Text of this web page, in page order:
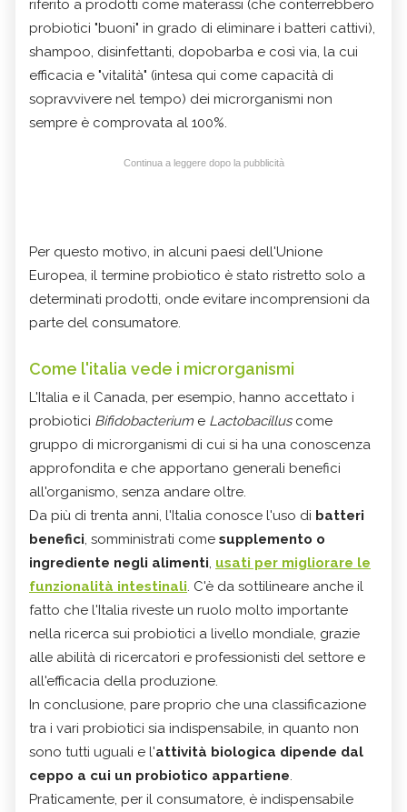
riferito a prodotti come materassi (che conterrebbero
probiotici "buoni" in grado di eliminare i batteri cattivi),
shampoo, disinfettanti, dopobarba e così via, la cui
efficacia e "vitalità" (intesa qui come capacità di
sopravvivere nel tempo) dei microrganismi non
sempre è comprovata al 100%.
Continua a leggere dopo la pubblicità
Per questo motivo, in alcuni paesi dell'Unione
Europea, il termine probiotico è stato ristretto solo a
determinati prodotti, onde evitare incomprensioni da
parte del consumatore.
Come l'italia vede i microrganismi
L'Italia e il Canada, per esempio, hanno accettato i
probiotici Bifidobacterium e Lactobacilluscome
gruppo di microrganismi di cui si ha una conoscenza
approfondita e che apportano generali benefici
all'organismo, senza andare oltre.
Da più di trenta anni, l'Italia conosce l'uso di batteri
benefici, somministrati come supplemento o
ingrediente negli alimenti, usati per migliorare le
funzionalità intestinali. C'è da sottilineare anche il
fatto che l'Italia riveste un ruolo molto importante
nella ricerca sui probiotici a livello mondiale, grazie
alle abilità di ricercatori e professionisti del settore e
all'efficacia della produzione.
In conclusione, pare proprio che una classificazione
tra i vari probiotici sia indispensabile, in quanto non
sono tutti uguali e l'attività biologica dipende dal
ceppo a cui un probiotico appartiene.
Praticamente, per il consumatore, è indispensabile